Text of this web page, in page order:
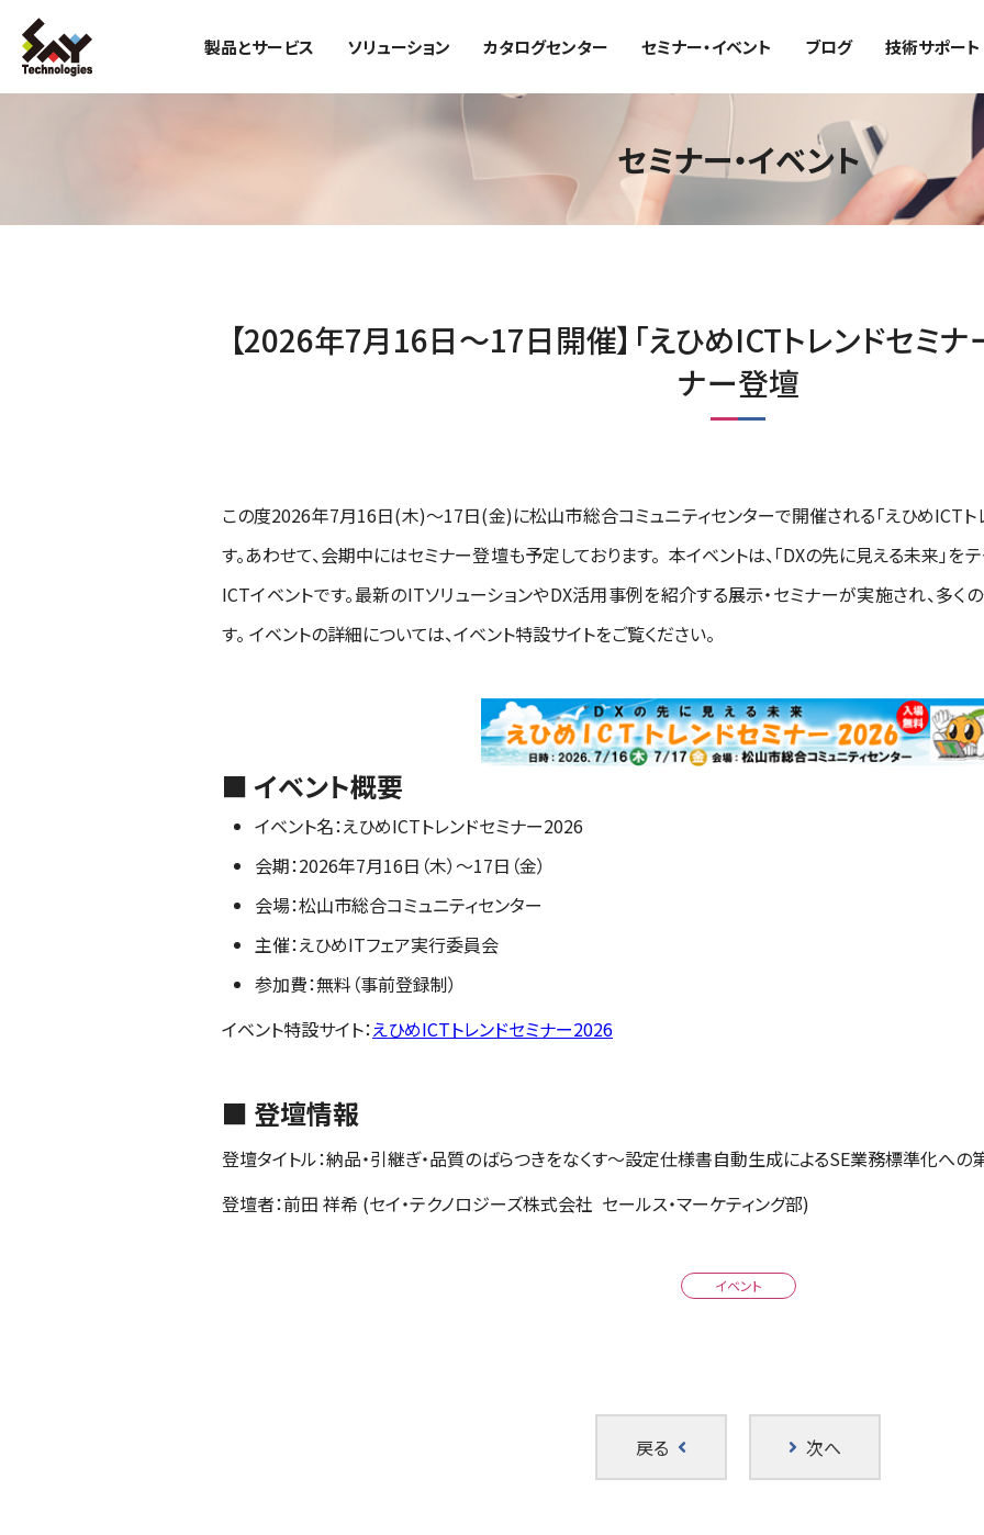
製品とサービス ソリューション カタログセンター セミナー・イベント ブログ 技術サポート
セミナー・イベント
【2026年7月16日～17日開催】「えひめICTトレンドセミナ
ナー登壇
この度2026年7月16日(木)～17日(金)に松山市総合コミュニティセンターで開催される「えひめICTト
す。あわせて、会期中にはセミナー登壇も予定しております。 本イベントは、「DXの先に見える未来」
ICTイベントです。最新のITソリューションやDX活用事例を紹介する展示・セミナーが実施され、多
す。 イベントの詳細については、イベント特設サイトをご覧ください。
■ イベント概要
イベント名：えひめICTトレンドセミナー2026
会期：2026年7月16日（木）～17日（金）
会場：松山市総合コミュニティセンター
主催：えひめITフェア実行委員会
参加費：無料（事前登録制）
イベント特設サイト：えひめICTトレンドセミナー2026
■ 登壇情報
登壇タイトル：納品・引継ぎ・品質のばらつきをなくす～設定仕様書自動生成によるSE業務標準化へ
登壇者：前田 祥希 (セイ・テクノロジーズ株式会社 セールス・マーケティング部)
イベント
戻る 次へ